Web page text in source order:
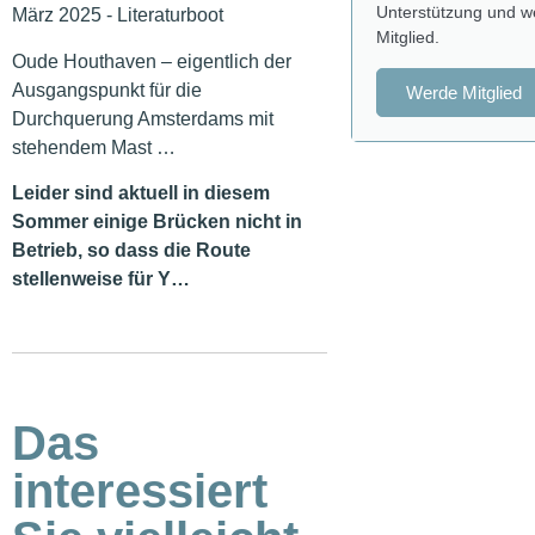
Oude Houthaven – eigentlich der
Ausgangspunkt für die
Durchquerung Amsterdams mit
stehendem Mast …
Leider sind aktuell in diesem
Sommer einige Brücken nicht in
Betrieb, so dass die Route
stellenweise für Y…
Das
interessiert
Unterstützung und
Mitglied.
Werde Mitglied